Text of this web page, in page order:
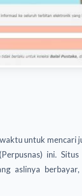
untuk
ini.
aslinya